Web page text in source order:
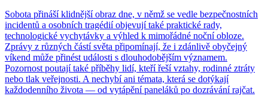
Sobota přináší klidnější obraz dne, v němž se vedle bezpečnostních
incidentů a osobních tragédií objevují také praktické rady,
technologické vychytávky a výhled k mimořádné noční obloze.
Zprávy z různých částí světa připomínají, že i zdánlivě obyčejný
víkend může přinést události s dlouhodobějším významem.
Pozornost poutají také příběhy lidí, kteří řeší vztahy, rodinné ztráty
nebo tlak veřejnosti. A nechybí ani témata, která se dotýkají
každodenního života — od vytápění paneláků po dozrávání rajčat.